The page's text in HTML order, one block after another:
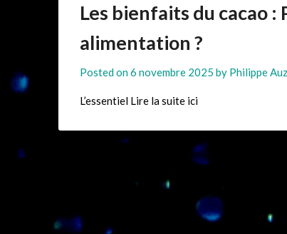
Les bienfaits du cacao
alimentation ?
Posted on6 novembre 2025 by Philippe
L’essentiel Lire la suite ici